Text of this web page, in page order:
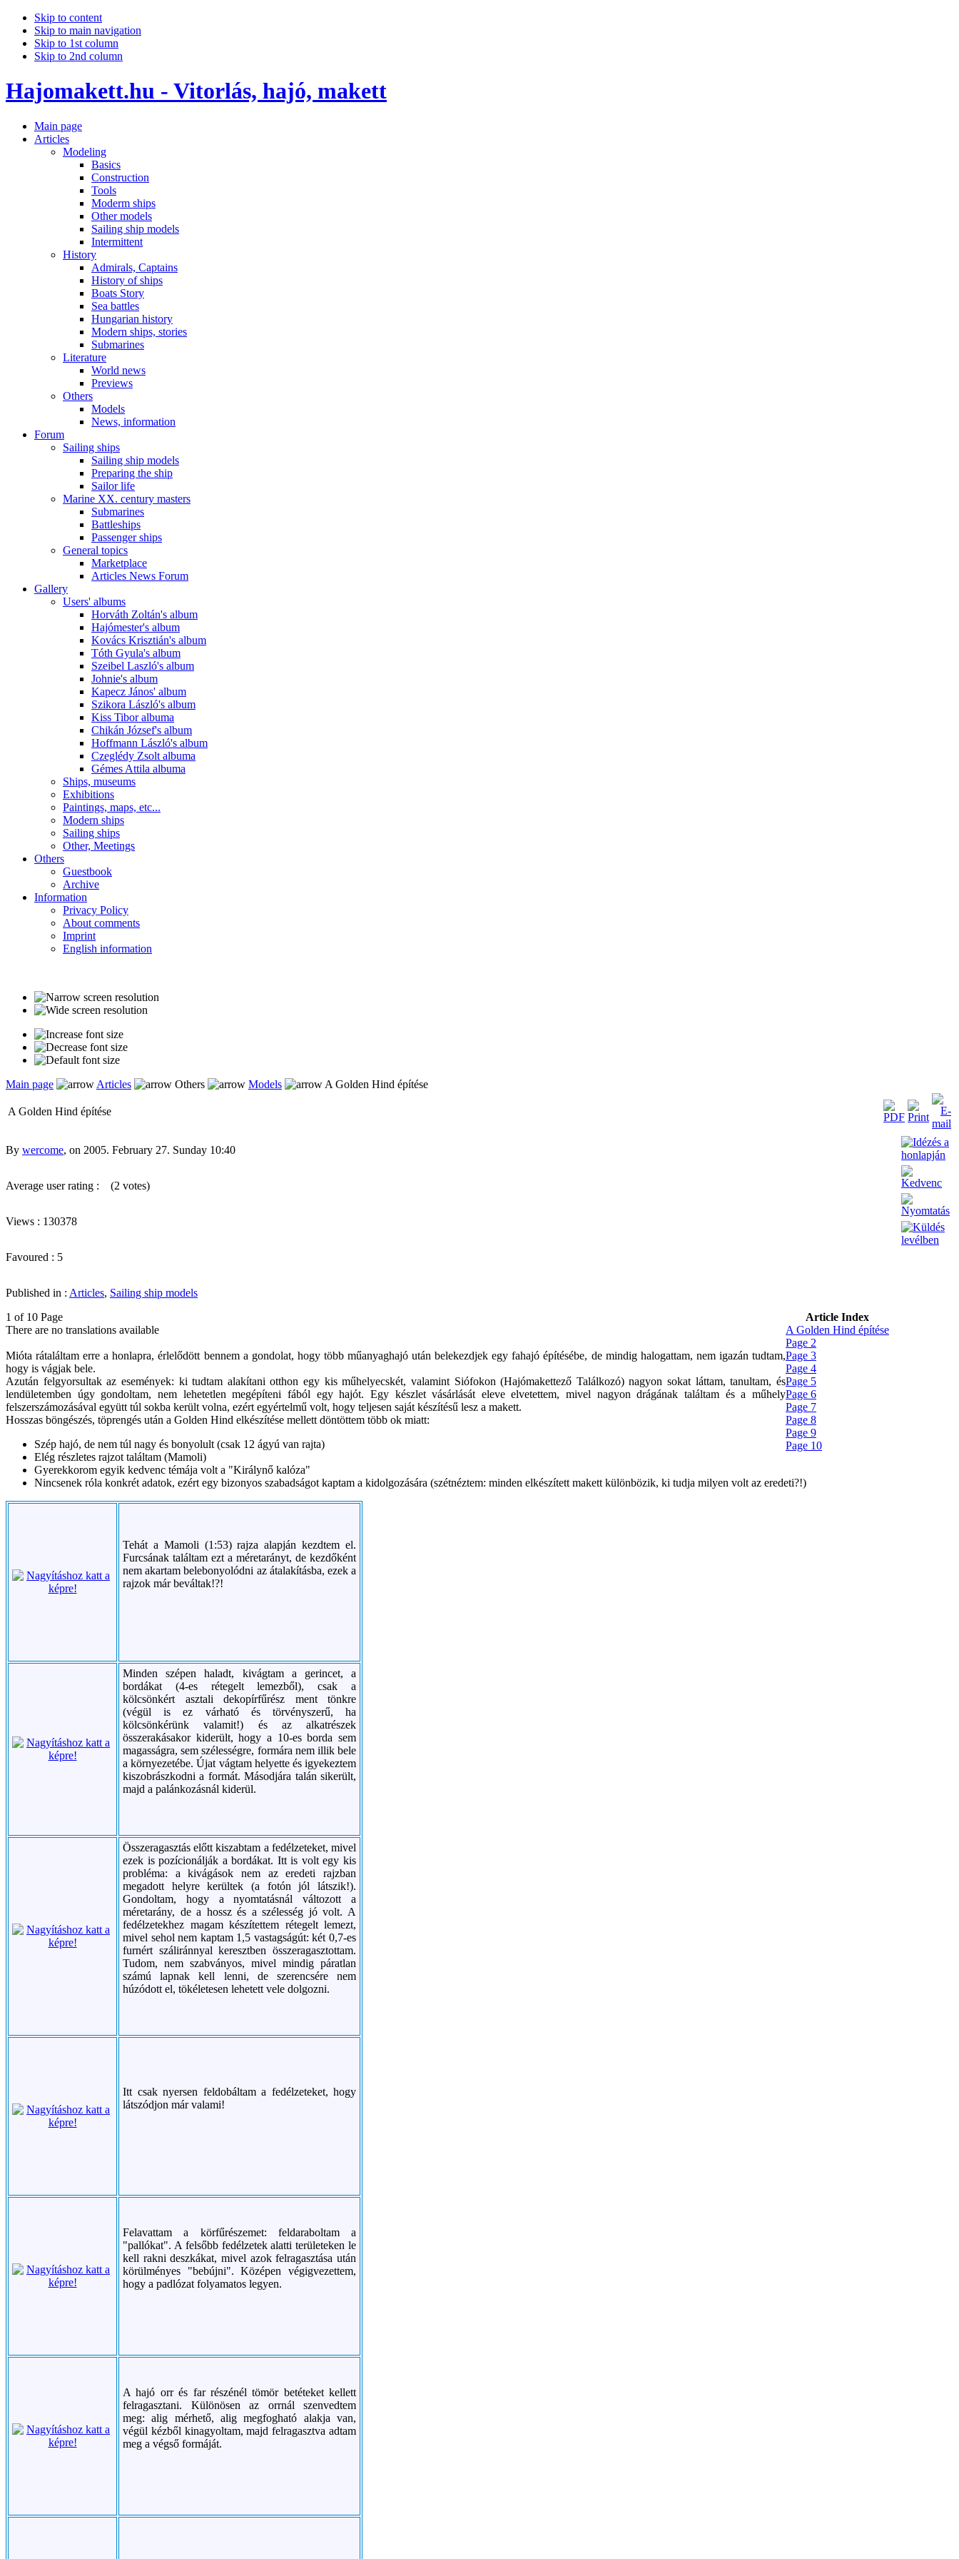
Skip to content
Skip to main navigation
Skip to 1st column
Skip to 2nd column
Hajomakett.hu - Vitorlás, hajó, makett
Main page
Articles
Modeling
Basics
Construction
Tools
Moderm ships
Other models
Sailing ship models
Intermittent
History
Admirals, Captains
History of ships
Boats Story
Sea battles
Hungarian history
Modern ships, stories
Submarines
Literature
World news
Previews
Others
Models
News, information
Forum
Sailing ships
Sailing ship models
Preparing the ship
Sailor life
Marine XX. century masters
Submarines
Battleships
Passenger ships
General topics
Marketplace
Articles News Forum
Gallery
Users' albums
Horváth Zoltán's album
Hajómester's album
Kovács Krisztián's album
Tóth Gyula's album
Szeibel Laszló's album
Johnie's album
Kapecz János' album
Szikora László's album
Kiss Tibor albuma
Chikán József's album
Hoffmann László's album
Czeglédy Zsolt albuma
Gémes Attila albuma
Ships, museums
Exhibitions
Paintings, maps, etc...
Modern ships
Sailing ships
Other, Meetings
Others
Guestbook
Archive
Information
Privacy Policy
About comments
Imprint
English information
Main page Articles Others Models A Golden Hind építése
A Golden Hind építése
By wercome, on 2005. February 27. Sunday 10:40
Average user rating : (2 votes)
Views : 130378
Favoured : 5
Published in : Articles, Sailing ship models
Article Index
A Golden Hind építése
Page 2
Page 3
Page 4
Page 5
Page 6
Page 7
Page 8
Page 9
Page 10
1 of 10 Page
There are no translations available
Mióta rátaláltam erre a honlapra, érlelődött bennem a gondolat, hogy több műanyaghajó után belekezdjek egy fahajó építésébe, de mindig halogattam, nem igazán tudtam,
hogy is vágjak bele.
Azután felgyorsultak az események: ki tudtam alakítani otthon egy kis műhelyecskét, valamint Siófokon (Hajómakettező Találkozó) nagyon sokat láttam, tanultam, és
lendületemben úgy gondoltam, nem lehetetlen megépíteni fából egy hajót. Egy készlet vásárlását eleve elvetettem, mivel nagyon drágának találtam és a műhely
felszerszámozásával együtt túl sokba került volna, ezért egyértelmű volt, hogy teljesen saját készítésű lesz a makett.
Hosszas böngészés, töprengés után a Golden Hind elkészítése mellett döntöttem több ok miatt:
Szép hajó, de nem túl nagy és bonyolult (csak 12 ágyú van rajta)
Elég részletes rajzot találtam (Mamoli)
Gyerekkorom egyik kedvenc témája volt a "Királynő kalóza"
Nincsenek róla konkrét adatok, ezért egy bizonyos szabadságot kaptam a kidolgozására (szétnéztem: minden elkészített makett különbözik, ki tudja milyen volt az eredeti?!)
Tehát a Mamoli (1:53) rajza alapján kezdtem el.
Furcsának találtam ezt a méretarányt, de kezdőként
nem akartam belebonyolódni az átalakításba, ezek a
rajzok már beváltak!?!
Minden szépen haladt, kivágtam a gerincet, a
bordákat (4-es rétegelt lemezből), csak a
kölcsönkért asztali dekopírfűrész ment tönkre
(végül is ez várható és törvényszerű, ha
kölcsönkérünk valamit!) és az alkatrészek
összerakásakor kiderült, hogy a 10-es borda sem
magasságra, sem szélességre, formára nem illik bele
a környezetébe. Újat vágtam helyette és igyekeztem
kiszobrászkodni a formát. Másodjára talán sikerült,
majd a palánkozásnál kiderül.
Összeragasztás előtt kiszabtam a fedélzeteket, mivel
ezek is pozícionálják a bordákat. Itt is volt egy kis
probléma: a kivágások nem az eredeti rajzban
megadott helyre kerültek (a fotón jól látszik!).
Gondoltam, hogy a nyomtatásnál változott a
méretarány, de a hossz és a szélesség jó volt. A
fedélzetekhez magam készítettem rétegelt lemezt,
mivel sehol nem kaptam 1,5 vastagságút: két 0,7-es
furnért száliránnyal keresztben összeragasztottam.
Tudom, nem szabványos, mivel mindig páratlan
számú lapnak kell lenni, de szerencsére nem
húzódott el, tökéletesen lehetett vele dolgozni.
Itt csak nyersen feldobáltam a fedélzeteket, hogy
látszódjon már valami!
Felavattam a körfűrészemet: feldaraboltam a
"pallókat". A felsőbb fedélzetek alatti területeken le
kell rakni deszkákat, mivel azok felragasztása után
körülményes "bebújni". Középen végigvezettem,
hogy a padlózat folyamatos legyen.
A hajó orr és far részénél tömör betéteket kellett
felragasztani. Különösen az orrnál szenvedtem
meg: alig mérhető, alig megfogható alakja van,
végül kézből kinagyoltam, majd felragasztva adtam
meg a végső formáját.